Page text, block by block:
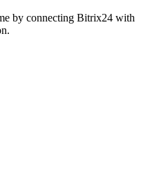
by connecting Bitrix24 with